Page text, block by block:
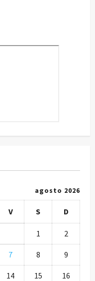
agosto 2026
V S D
1 2
7 8 9
14 15 16